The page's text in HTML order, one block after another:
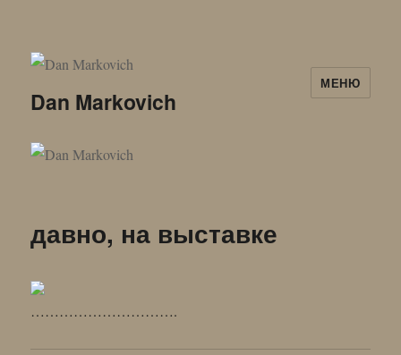
Dan Markovich
МЕНЮ
давно, на выставке
………………………….